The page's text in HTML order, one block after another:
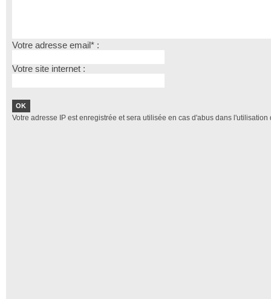
Votre adresse email* :
Votre site internet :
Votre adresse IP est enregistrée et sera utilisée en cas d'abus dans l'utilisation